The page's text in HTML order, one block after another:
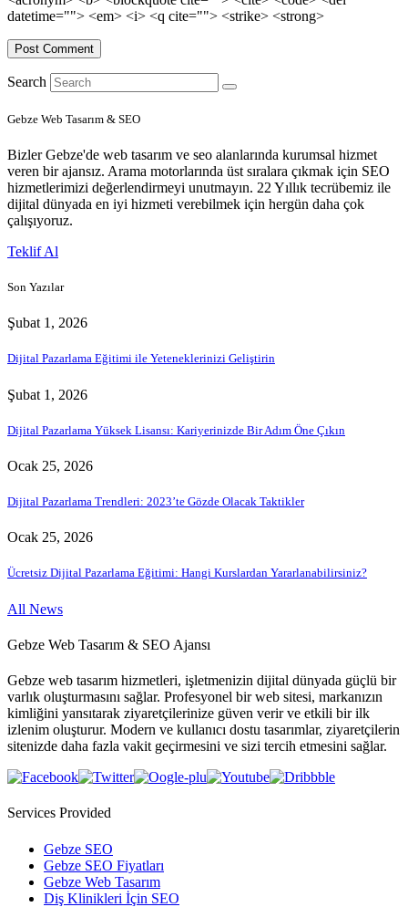
datetime=""> <em> <i> <q cite=""> <strike> <strong>
Search
Gebze Web Tasarım & SEO
Bizler Gebze'de web tasarım ve seo alanlarında kurumsal hizmet
veren bir ajansız. Arama motorlarında üst sıralara çıkmak için SEO
hizmetlerimizi değerlendirmeyi unutmayın. 22 Yıllık tecrübemiz ile
dijital dünyada en iyi hizmeti verebilmek için hergün daha çok
çalışıyoruz.
Teklif Al
Son Yazılar
Şubat 1, 2026
Dijital Pazarlama Eğitimi ile Yeteneklerinizi Geliştirin
Şubat 1, 2026
Dijital Pazarlama Yüksek Lisansı: Kariyerinizde Bir Adım Öne Çıkın
Ocak 25, 2026
Dijital Pazarlama Trendleri: 2023’te Gözde Olacak Taktikler
Ocak 25, 2026
Ücretsiz Dijital Pazarlama Eğitimi: Hangi Kurslardan Yararlanabilirsiniz?
All News
Gebze Web Tasarım & SEO Ajansı
Gebze web tasarım hizmetleri, işletmenizin dijital dünyada güçlü bir
varlık oluşturmasını sağlar. Profesyonel bir web sitesi, markanızın
kimliğini yansıtarak ziyaretçilerinize güven verir ve etkili bir ilk
izlenim oluşturur. Modern ve kullanıcı dostu tasarımlar, ziyaretçilerin
sitenizde daha fazla vakit geçirmesini ve sizi tercih etmesini sağlar.
Services Provided
Gebze SEO
Gebze SEO Fiyatları
Gebze Web Tasarım
Diş Klinikleri İçin SEO